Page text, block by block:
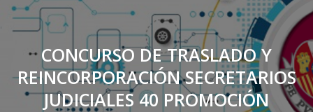
'
CONCURSO DE TRASLADO Y
REINCORPORACIÓN SECRETARIOS
JUDICIALES 40 PROMOCIÓN